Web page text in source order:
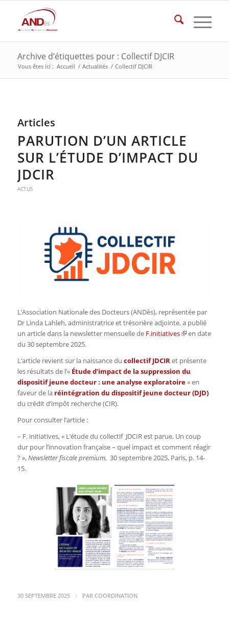
Archive d’étiquettes pour : Collectif DJCIR
Vous êtes ici : Accueil / Actualités / Collectif DJCIR
Articles
PARUTION D’UN ARTICLE
SUR L’ÉTUDE D’IMPACT DU
JDCIR
ACTUS
L’Association Nationale des Docteurs (ANDès), représentée par
Dr Linda Lahleh, administratrice et trésorière adjointe, a publié
un article dans la newsletter mensuelle de F.initiatives
en date
du 30 septembre 2025.
L’article revient sur la naissance du collectif JDCIRet présente
les résultats de l’« Étude d’impact de la suppression du
dispositif jeune docteur : une analyse exploratoire» en
faveur de la réintégration du dispositif jeune docteur (DJD)
du crédit d’impôt recherche (CIR).
Pour consulter l’article :
– F. initiatives, « L’étude du collectif JDCIR est parue. Un coup
dur pour l’innovation française – quel impact et comment réagir
? »,Newsletter fiscale premium, 30 septembre 2025, Paris, p. 14-
15.
30 SEPTEMBRE 2025 / PAR COORDINATION